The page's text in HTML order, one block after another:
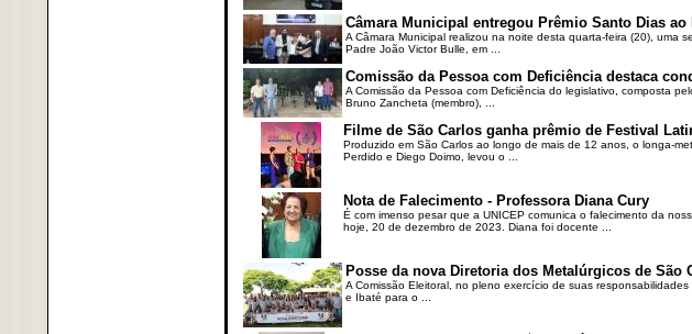
Câmara Municipal entregou Prêmio Santo Dias
A Câmara Municipal realizou na noite desta quarta-feira (20), uma
Padre João Victor Bulle, em ...
Comissão da Pessoa com Deficiência destaca
A Comissão da Pessoa com Deficiência do legislativo, composta
Bruno Zancheta (membro), ...
Filme de São Carlos ganha prêmio de Festival
Produzido em São Carlos ao longo de mais de 12 anos, o longa-
Perdido e Diego Doimo, levou o ...
Nota de Falecimento - Professora Diana Cury
É com imenso pesar que a UNICEP comunica o falecimento da
hoje, 20 de dezembro de 2023. Diana foi docente ...
Posse da nova Diretoria dos Metalúrgicos de São
A Comissão Eleitoral, no pleno exercício de suas
e Ibaté para o ...